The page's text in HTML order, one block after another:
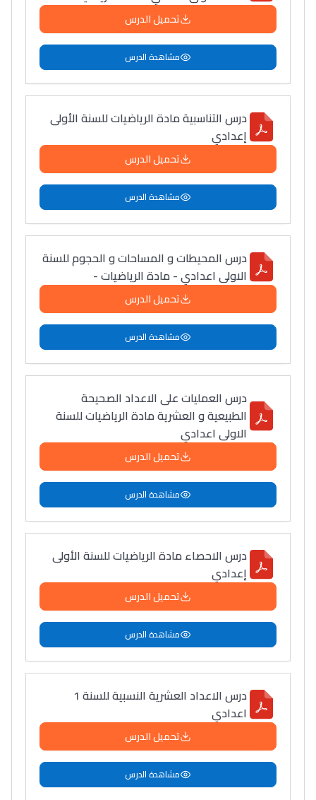
تحميل الدرس
مشاهدة الدرس
درس التناسبية مادة الرياضيات للسنة الأولى
إعدادي
تحميل الدرس
مشاهدة الدرس
درس المحيطات و المساحات و الحجوم للسنة
الاولى اعدادي - مادة الرياضيات -
تحميل الدرس
مشاهدة الدرس
درس العمليات على الاعداد الصحيحة
الطبيعية و العشرية مادة الرياضيات للسنة
الاولى اعدادي
تحميل الدرس
مشاهدة الدرس
درس الاحصاء مادة الرياضيات للسنة الأولى
إعدادي
تحميل الدرس
مشاهدة الدرس
درس الاعداد العشرية النسبية للسنة 1
اعدادي
تحميل الدرس
مشاهدة الدرس